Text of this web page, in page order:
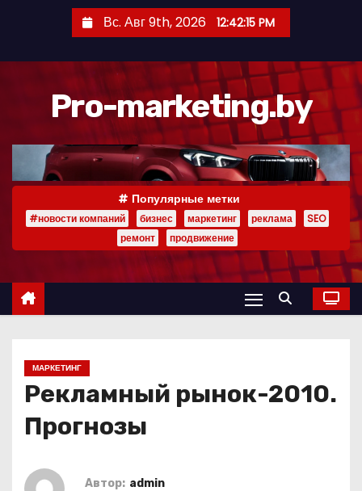
р
Вс. Авг 9th, 2026 12:42:16 PM
Pro-marketing.by
Популярные метки
#новости компаний бизнес маркетинг реклама
SEO
ремонт
продвижение
МАРКЕТИНГ
Рекламный рынок-2010.
Прогнозы
Автор: admin